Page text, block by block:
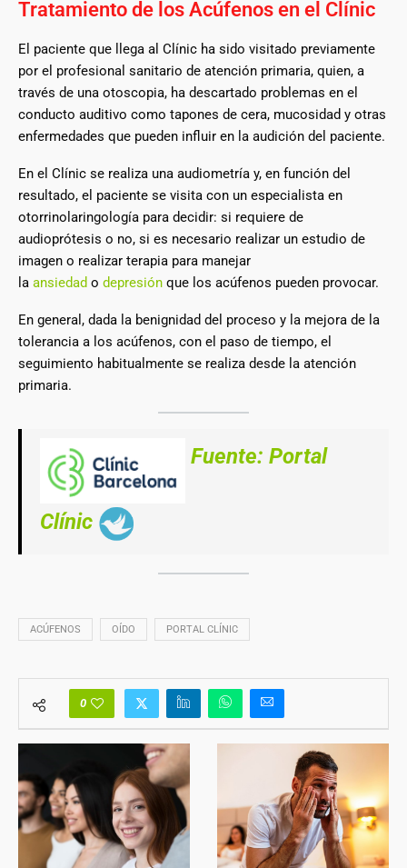
Tratamiento de los Acúfenos en el Clínic
El paciente que llega al Clínic ha sido visitado previamente
por el profesional sanitario de atención primaria, quien, a
través de una otoscopia, ha descartado problemas en el
conducto auditivo como tapones de cera, mucosidad y otras
enfermedades que pueden influir en la audición del paciente.
En el Clínic se realiza una audiometría y, en función del
resultado, el paciente se visita con un especialista en
otorrinolaringología para decidir: si requiere de
audioprótesis o no, si es necesario realizar un estudio de
imagen o realizar terapia para manejar
la ansiedad o depresión que los acúfenos pueden provocar.
En general, dada la benignidad del proceso y la mejora de la
tolerancia a los acúfenos, con el paso de tiempo, el
seguimiento habitualmente se realiza desde la atención
primaria.
Fuente: Portal
Clínic
ACÚFENOS OÍDO PORTAL CLÍNIC
0